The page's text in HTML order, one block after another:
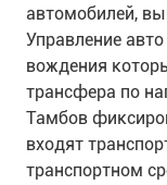
автомобилей,
Управление
вождения
трансфера по
Тамбов
входят
транспортном